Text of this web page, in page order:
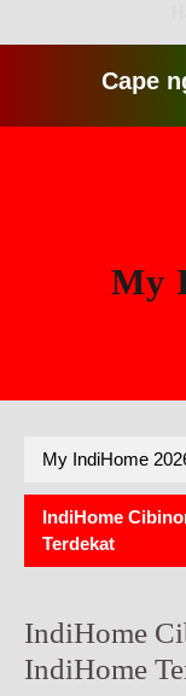
Cape ngga
My
My IndiHome
IndiHome
Terdekat
IndiHome
IndiHome